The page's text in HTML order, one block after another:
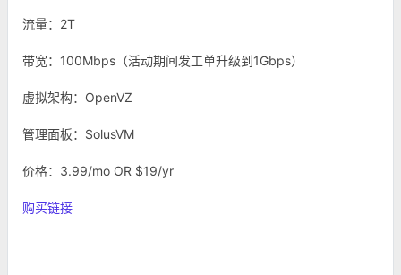
流量：2T
带宽：100Mbps（活动期间发工单升级到1Gbps）
虚拟架构：OpenVZ
管理面板：SolusVM
价格：3.99/mo OR $19/yr
购买链接